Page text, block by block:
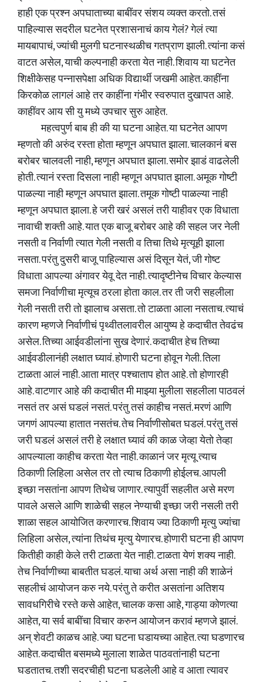
हाही एक प्रश्न अपघाताच्या बाबींवर संशय व्यक्त करतो. तसं
पाहिल्यास सदरील घटनेत प्रशासनाचं काय गेलं? गेलं त्या
मायबापाचं, ज्यांची मुलगी घटनास्थळीच गतप्राण झाली. त्यांना कसं
वाटत असेल, याची कल्पनाही करता येत नाही. शिवाय या घटनेत
शिक्षीकेसह पन्नासपेक्षा अधिक विद्यार्थी जखमी आहेत. काहींना
किरकोळ लागलं आहे तर काहींना गंभीर स्वरुपात दुखापत आहे.
काहींवर आय सी यु मध्ये उपचार सुरु आहेत.
महत्वपुर्ण बाब ही की या घटना आहेत. या घटनेत आपण
म्हणतो की अरुंद रस्ता होता म्हणून अपघात झाला. चालकानं बस
बरोबर चालवली नाही, म्हणून अपघात झाला. समोर झाडं वाढलेली
होती. त्यानं रस्ता दिसला नाही म्हणून अपघात झाला. अमूक गोष्टी
पाळल्या नाही म्हणून अपघात झाला. तमूक गोष्टी पाळल्या नाही
म्हणून अपघात झाला. हे जरी खरं असलं तरी याहीवर एक विधाता
नावाची शक्ती आहे. यात एक बाजू बरोबर आहे की सहल जर नेली
नसती व निर्वाणी त्यात गेली नसती व तिचा तिथे मृत्यूही झाला
नसता. परंतु दुसरी बाजू पाहिल्यास असं दिसून येतं, जी गोष्ट
विधाता आपल्या अंगावर येवू देत नाही. त्यादृष्टीनेच विचार केल्यास
समजा निर्वाणीचा मृत्यूच ठरला होता काल. तर ती जरी सहलीला
गेली नसती तरी तो झालाच असता. तो टाळता आला नसताच. त्याचं
कारण म्हणजे निर्वाणीचं पृथ्वीतलावरील आयुष्य हे कदाचीत तेवढंच
असेल. तिच्या आईवडीलांना सुख देणारं. कदाचीत हेच तिच्या
आईवडीलानंही लक्षात घ्यावं. होणारी घटना होवून गेली. तिला
टाळता आलं नाही. आता मात्र पश्चाताप होत आहे. तो होणारही
आहे. वाटणार आहे की कदाचीत मी माझ्या मुलीला सहलीला पाठवलं
नसतं तर असं घडलं नसतं. परंतु तसं काहीच नसतं. मरणं आणि
जगणं आपल्या हातात नसतंच. तेच निर्वाणीसोबत घडलं. परंतु तसं
जरी घडलं असलं तरी हे लक्षात घ्यावं की काळ जेव्हा येतो तेव्हा
आपल्याला काहीच करता येत नाही. काळानं जर मृत्यू त्याच
ठिकाणी लिहिला असेल तर तो त्याच ठिकाणी होईलच. आपली
इच्छा नसतांना आपण तिथेच जाणार. त्यापुर्वी सहलीत असे मरण
पावले असले आणि शाळेची सहल नेण्याची इच्छा जरी नसली तरी
शाळा सहल आयोजित करणारच. शिवाय ज्या ठिकाणी मृत्यु ज्यांचा
लिहिला असेल, त्यांना तिथंच मृत्यु येणारच. होणारी घटना ही आपण
कितीही काही केले तरी टाळता येत नाही. टाळता येणं शक्य नाही.
तेच निर्वाणीच्या बाबतीत घडलं. याचा अर्थ असा नाही की शाळेनं
सहलीचं आयोजन करु नये. परंतु ते करीत असतांना अतिशय
सावधगिरीचे रस्ते कसे आहेत, चालक कसा आहे, गाड्या कोणत्या
आहेत, या सर्व बाबींचा विचार करुन आयोजन करावं म्हणजे झालं.
अन् शेवटी काळच आहे. ज्या घटना घडायच्या आहेत. त्या घडणारच
आहेत. कदाचीत बसमध्ये मुलाला शाळेत पाठवतांनाही घटना
घडतातच. तशी सदरचीही घटना घडलेली आहे व आता त्यावर